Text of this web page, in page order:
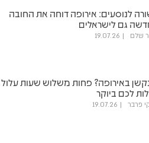
לנוסעים: אירופה דוחה את החובה
גם לישראלים
שלם 19.07.26
באירופה? פחות משלוש שעות עלול
לכם ביוקר
פרבר 19.07.26